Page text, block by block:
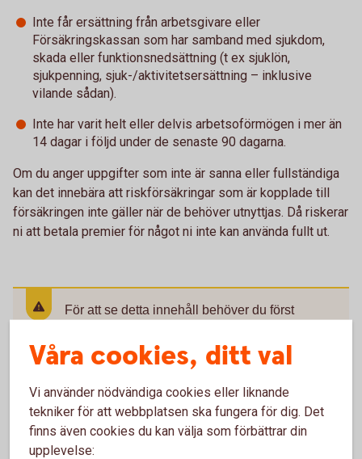
Inte får ersättning från arbetsgivare eller
Försäkringskassan som har samband med sjukdom,
skada eller funktionsnedsättning (t ex sjuklön,
sjukpenning, sjuk-/aktivitetsersättning – inklusive
vilande sådan).
Inte har varit helt eller delvis arbetsoförmögen i mer än
14 dagar i följd under de senaste 90 dagarna.
Om du anger uppgifter som inte är sanna eller fullständiga
kan det innebära att riskförsäkringar som är kopplade till
försäkringen inte gäller när de behöver utnyttjas. Då riskerar
ni att betala premier för något ni inte kan använda fullt ut.
För att se detta innehåll behöver du först
Våra cookies, ditt val
Vi använder nödvändiga cookies eller liknande
tekniker för att webbplatsen ska fungera för dig. Det
finns även cookies du kan välja som förbättrar din
upplevelse: